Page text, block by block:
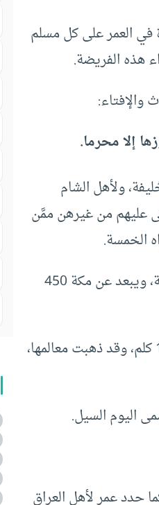
في العمر على كل مسلم
هذه الفريضة.
والإفتاء:
إلا محرما.
ولأهل الشام
عليهم من غيرهن ممَّن
الخمسة.
مكان قريب من المدينة المنوّرة (10 كلم تقريبا) على الطريق إلى مكة، ويبعد عن مكة 450
ميقات أهل الشام ومصر وتركيا ومن سلك طريقهم، وتبعد عن مكة 157 كلم، وقد ذهبت معالمها،
حدد عمر لأهل العراق